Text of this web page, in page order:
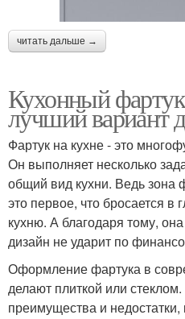
читать дальше →
Кухонный
лучший вариант
Фартук на кухне - это
Он выполняет несколько
общий вид кухни. Ведь зона
это первое, что бросается в
кухню. А благодаря тому,
дизайн не ударит по
Оформление фартука в
делают плиткой или
преимущества и